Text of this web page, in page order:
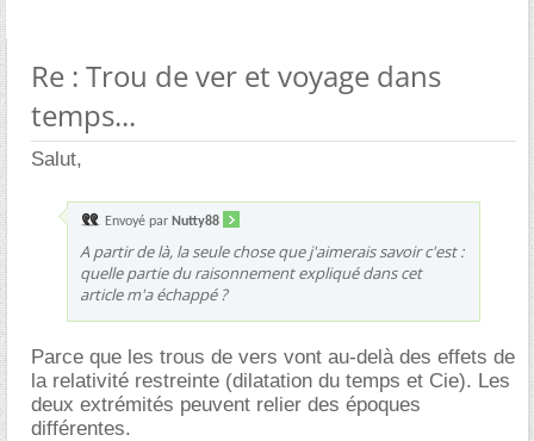
Re : Trou de ver et voyage dans
temps...
Salut,
Envoyé par Nutty88
A partir de là, la seule chose que j'aimerais savoir c'est :
quelle partie du raisonnement expliqué dans cet
article m'a échappé ?
Parce que les trous de vers vont au-delà des effets de
la relativité restreinte (dilatation du temps et Cie). Les
deux extrémités peuvent relier des époques
différentes.